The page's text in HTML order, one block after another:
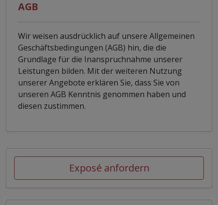
AGB
Wir weisen ausdrücklich auf unsere Allgemeinen
Geschäftsbedingungen (AGB) hin, die die
Grundlage für die Inanspruchnahme unserer
Leistungen bilden. Mit der weiteren Nutzung
unserer Angebote erklären Sie, dass Sie von
unseren AGB Kenntnis genommen haben und
diesen zustimmen.
Exposé anfordern